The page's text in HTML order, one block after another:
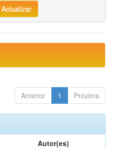
Anterior 1 Próxima
Autor(es)